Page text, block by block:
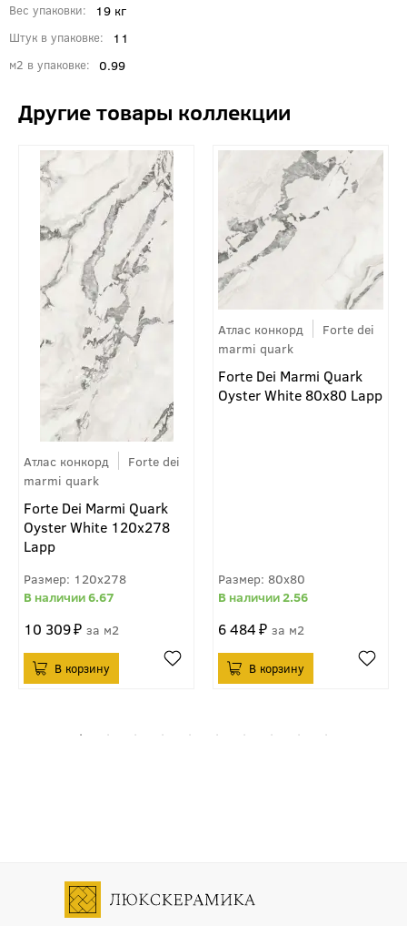
Вес упаковки 19 кг
Штук в упаковке 11
м2 в упаковке 0.99
Атлас конкорд
Forte dei
marmi quark
Forte Dei Marmi Quark
Oyster White 120x278
Lapp
120x278
6.67
10 309 м2
Атлас конкорд
Forte dei
marmi quark
Forte Dei Marmi Quark
Oyster White 80x80 Lapp
80x80
2.56
6 484 м2